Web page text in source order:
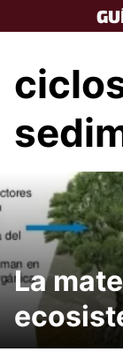
to
La